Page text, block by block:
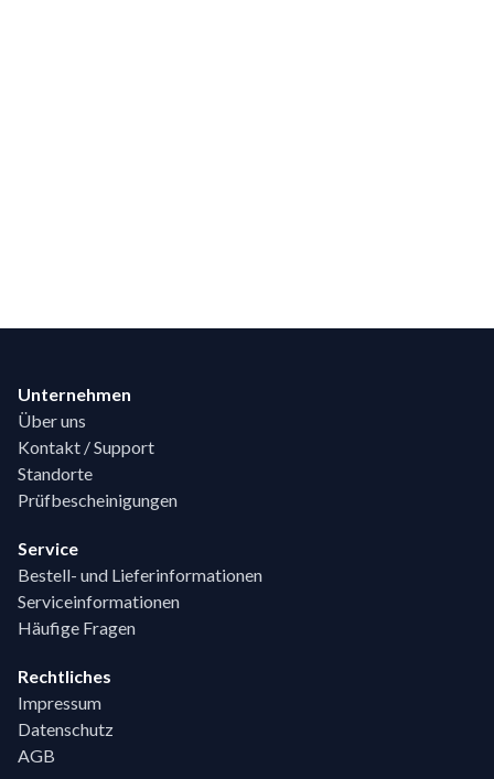
Unternehmen
Über uns
Kontakt / Support
Standorte
Prüfbescheinigungen
Service
Bestell- und Lieferinformationen
Serviceinformationen
Häufige Fragen
Rechtliches
Impressum
Datenschutz
AGB